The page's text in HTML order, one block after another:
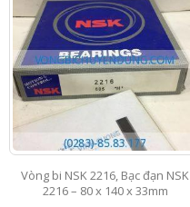
Vòng bi NSK 2216, Bạc đạn NSK
2216 – 80 x 140 x 33mm